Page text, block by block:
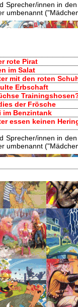
Sprecher/innen in
umbenannt
rote Pirat
im Salat
mit den roten
Erbschaft
der Frösche
im Benzintank
essen keinen
Sprecher/innen in
umbenannt